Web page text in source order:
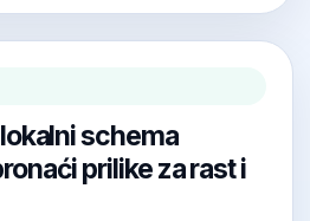
schema
prilike za rast i